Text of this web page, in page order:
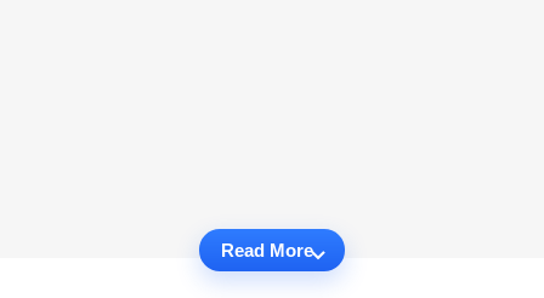
Read More